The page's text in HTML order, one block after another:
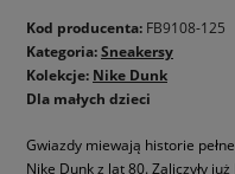
Kod producenta: FB9108-125
Kategoria:Sneakersy
Kolekcje: Nike Dunk
Dla małych dzieci
Gwiazdy miewają historie
Nike Dunk z lat 80. Zaliczyły